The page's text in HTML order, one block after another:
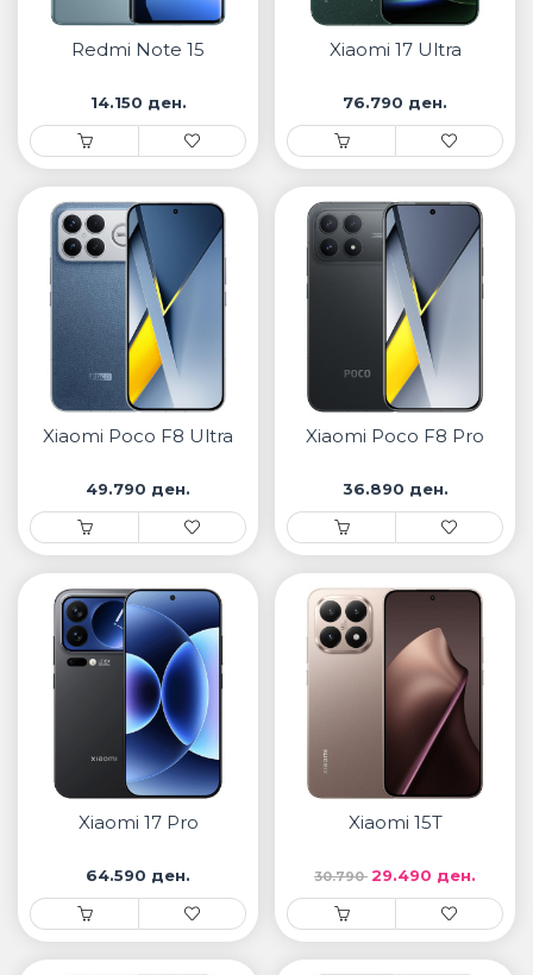
Redmi Note 15
14.150 ден.
Xiaomi 17 Ultra
76.790 ден.
Xiaomi Poco F8 Ultra
49.790 ден.
Xiaomi Poco F8 Pro
36.890 ден.
Xiaomi 17 Pro
64.590 ден.
Xiaomi 15T
30.790 29.490 ден.